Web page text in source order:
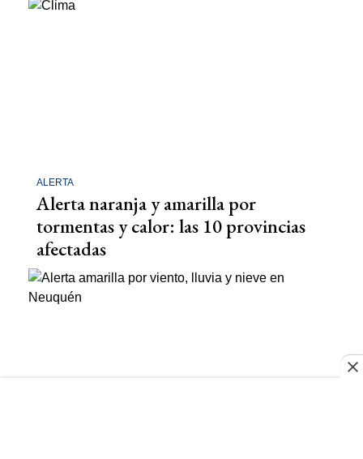
ALERTA
Alerta naranja y amarilla por
tormentas y calor: las 10 provincias
afectadas